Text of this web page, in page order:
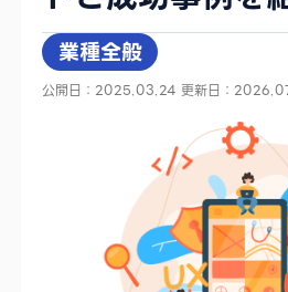
業種全般
公開日：2025.03.24 更新日：